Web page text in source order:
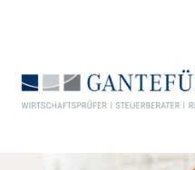
GANTEFÜHRER